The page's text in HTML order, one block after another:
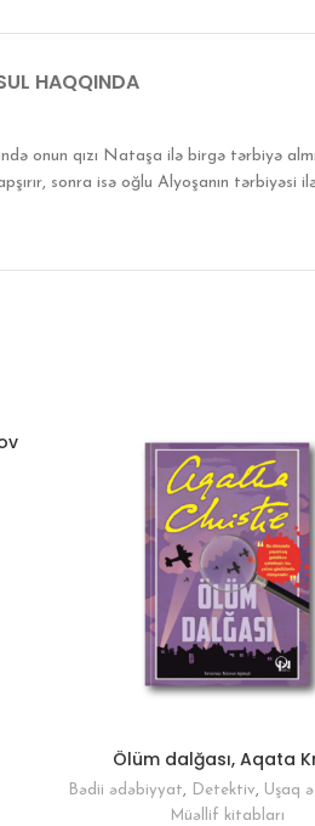
HAQQINDA
onun qızı Nataşa ilə birgə tərbiyə
sonra isə oğlu Alyoşanın tərbiyəsi
Ölüm dalğası, Aqata
Bədii ədəbiyyat Detektiv Uşaq
Müəllif kitabları